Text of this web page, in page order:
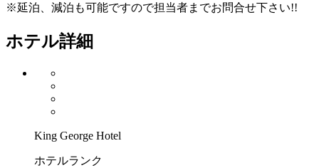
※延泊、減泊も可能ですので担当者までお問合せ下さい!!
ホテル詳細
King George Hotel
ホテルランク